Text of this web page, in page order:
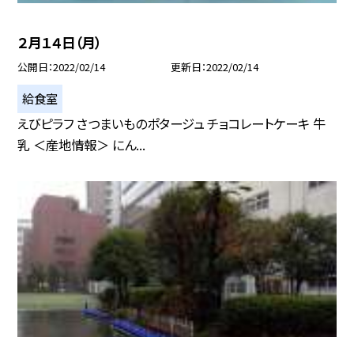
２月１４日（月）
公開日 2022/02/14 更新日 2022/02/14
給食室
えびピラフ さつまいものポタージュ チョコレートケーキ 牛
乳 ＜産地情報＞ にん...